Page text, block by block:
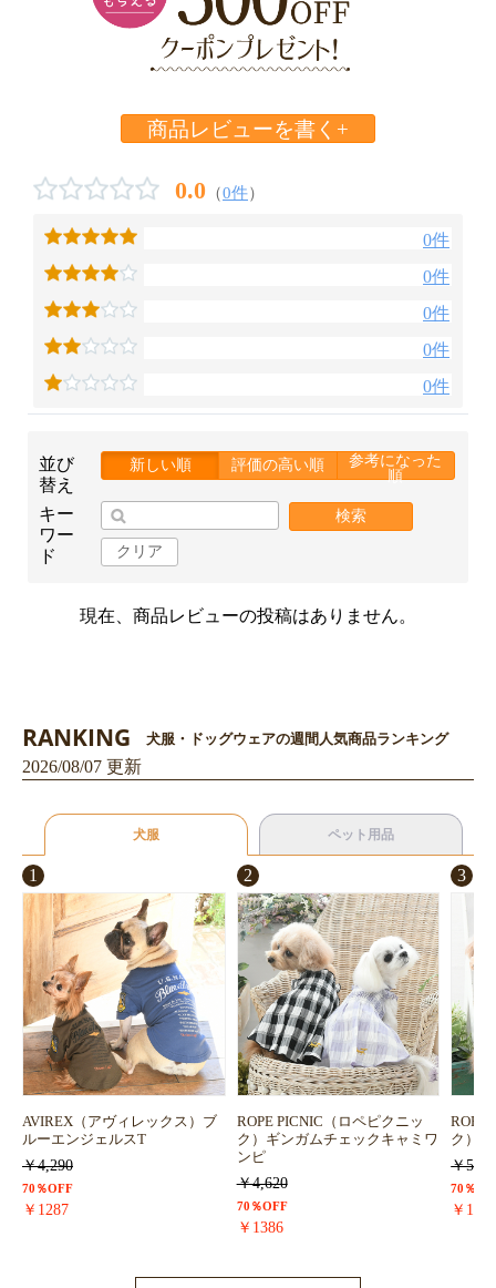
商品レビューを書く+
0.0 （0件）
0件
0件
0件
0件
0件
並び
替え
新しい順 評価の高い順
参考になった
順
キー
ワー
ド
検索
クリア
現在、商品レビューの投稿はありません。
RANKING 犬服・ドッグウェアの週間人気商品ランキング
2026/08/07 更新
犬服 ペット用品
1
AVIREX（アヴィレックス）ブ
ルーエンジェルスT
￥4,290
70％OFF
￥1287
2
ROPE PICNIC（ロペピクニッ
ク）ギンガムチェックキャミワ
ンピ
￥4,620
70％OFF
￥1386
3
ROPE
ク）
￥
70％
￥